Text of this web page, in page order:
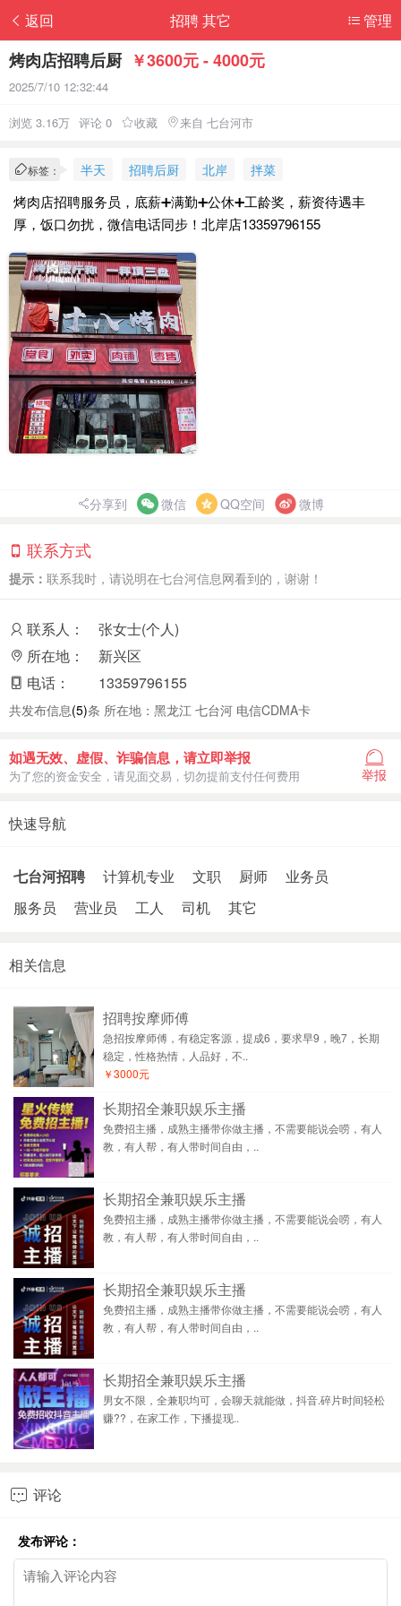
返回 管理
招聘 其它
烤肉店招聘后厨 ￥3600元 - 4000元
2025/7/10 12:32:44
浏览 3.16万 评论 0 收藏 来自 七台河市
标签： 半天 招聘后厨 北岸 拌菜
烤肉店招聘服务员，底薪➕满勤➕公休➕工龄奖，薪资待遇丰
厚，饭口勿扰，微信电话同步！北岸店13359796155
分享到 微信 QQ空间 微博
联系方式
提示： 联系我时，请说明在七台河信息网看到的，谢谢！
联系人：
张女士(个人)
所在地：
新兴区
电话：
13359796155
共发布信息(5)条 所在地：黑龙江 七台河 电信CDMA卡
如遇无效、虚假、诈骗信息，请立即举报
为了您的资金安全，请见面交易，切勿提前支付任何费用 举报
快速导航
七台河招聘 计算机专业 文职 厨师
业务员
服务员
营业员 工人 司机 其它
相关信息
招聘按摩师傅
急招按摩师傅，有稳定客源，提成6，要求早9，晚7，长期
稳定，性格热情，人品好，不..
￥3000元
长期招全兼职娱乐主播
免费招主播，成熟主播带你做主播，不需要能说会唠，有人
教，有人帮，有人带时间自由，..
长期招全兼职娱乐主播
免费招主播，成熟主播带你做主播，不需要能说会唠，有人
教，有人帮，有人带时间自由，..
长期招全兼职娱乐主播
免费招主播，成熟主播带你做主播，不需要能说会唠，有人
教，有人帮，有人带时间自由，..
长期招全兼职娱乐主播
男女不限，全兼职均可，会聊天就能做，抖音.碎片时间轻松
赚??，在家工作，下播提现..
 评论
发布评论：